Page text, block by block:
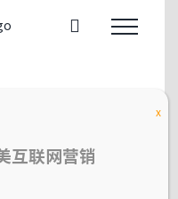
电商实
互联网营销
x